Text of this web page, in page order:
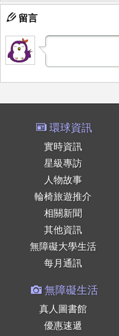
留言
環球資訊
實時資訊
星級專訪
人物故事
輪椅旅遊推介
相關新聞
其他資訊
無障礙大學生活
每月通訊
無障礙生活
真人圖書館
優惠速遞